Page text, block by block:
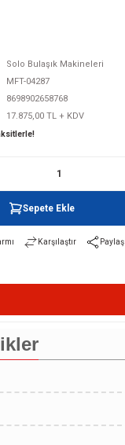
Solo Bulaşık Makineleri
MFT-04287
8698902658768
17.875,00 TL + KDV
Sepete Ekle
Karşılaştır Paylaş